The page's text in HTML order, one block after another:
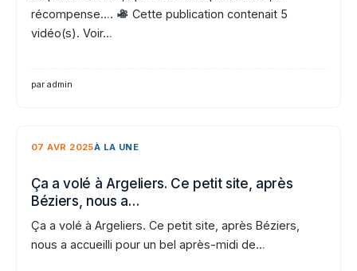
récompense….
Cette publication contenait 5
vidéo(s). Voir…
par admin
07 AVR 2025À LA UNE
Ça a volé à Argeliers. Ce petit site, après
Béziers, nous a…
Ça a volé à Argeliers. Ce petit site, après Béziers,
nous a accueilli pour un bel après-midi de…